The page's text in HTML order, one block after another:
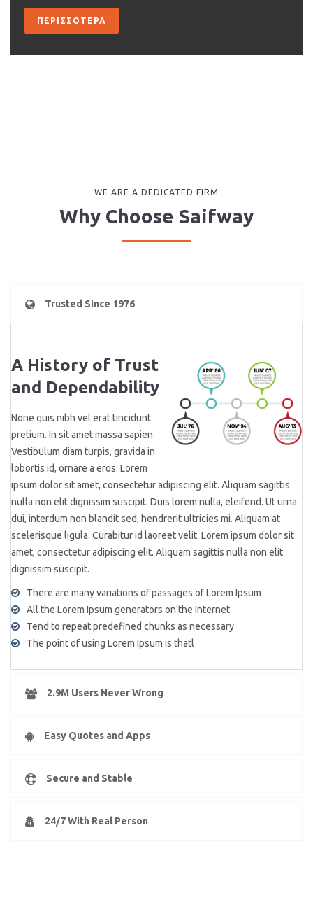
ΠΕΡΙΣΣΌΤΕΡΑ
WE ARE A DEDICATED FIRM
Why Choose Saifway
Trusted Since 1976
A History of Trust
and Dependability
None quis nibh vel erat tincidunt
pretium. In sit amet massa sapien.
Vestibulum diam turpis, gravida in
lobortis id, ornare a eros. Lorem
ipsum dolor sit amet, consectetur adipiscing elit. Aliquam sagittis
nulla non elit dignissim suscipit. Duis lorem nulla, eleifend. Ut urna
dui, interdum non blandit sed, hendrerit ultricies mi. Aliquam at
scelerisque ligula. Curabitur id laoreet velit. Lorem ipsum dolor sit
amet, consectetur adipiscing elit. Aliquam sagittis nulla non elit
dignissim suscipit.
There are many variations of passages of Lorem Ipsum
All the Lorem Ipsum generators on the Internet
Tend to repeat predefined chunks as necessary
The point of using Lorem Ipsum is thatl
2.9M Users Never Wrong
Easy Quotes and Apps
Secure and Stable
24/7 With Real Person